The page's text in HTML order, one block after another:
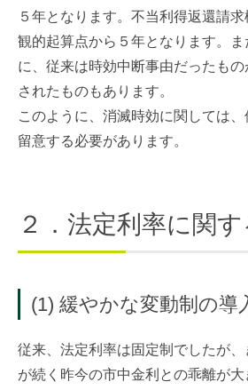
５年となります。不当利得返還請
観的起算点から５年となります。ま
に、従来は時効中断事由だったも
されたものもあります。
このように、消滅時効に関しては
留意する必要があります。
２．法定利率に関
(1) 緩やかな変動制の導
従来、法定利率は固定制でしたが
が続く昨今の市中金利との乖離が